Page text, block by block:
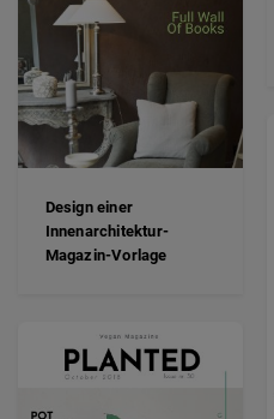
Design einer
Innenarchitektur-
Magazin-Vorlage